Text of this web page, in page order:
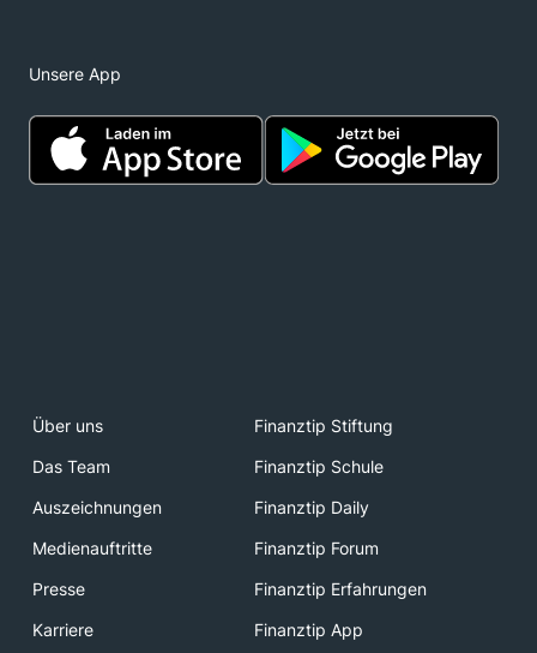
Unsere App
Über uns
Finanztip Stiftung
Das Team
Finanztip Schule
Auszeichnungen
Finanztip Daily
Medienauftritte
Finanztip Forum
Presse
Finanztip Erfahrungen
Karriere
Finanztip App